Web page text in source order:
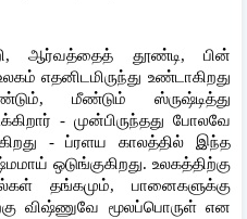
ஆர்வத்தைத் தூண்டி, பின்
எதனிடமிருந்து உண்டாகிறது
மீண்டும் ஸ்ருஷ்டித்து
- முன்பிருந்தது போலவே
- ப்ரளய காலத்தில் இந்த
ஒடுங்குகிறது. உலகத்திற்கு
தங்கமும், பானைகளுக்கு
விஷ்ணுவே மூலப்பொருள் என